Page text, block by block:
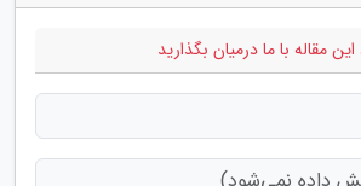
مقاله با ما درمیان بگذارید